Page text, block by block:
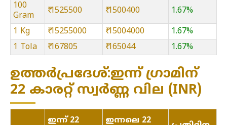
100
Gram
₹ 1525500 ₹ 1500400 1.67%
1 Kg ₹ 15255000 ₹ 15004000
1.67%
1 Tola
₹ 167805 ₹ 165044 1.67%
ഉത്തർപ്രദേശ്:ഇന്ന് ഗ്രാമിന്
22 കാരറ്റ് സ്വർണ്ണ വില (INR)
ഇന്ന് 22
ഇന്നലെ 22